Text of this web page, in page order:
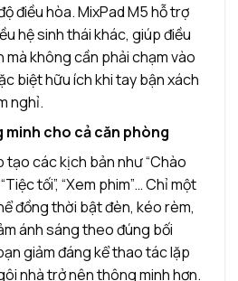
điều hòa. MixPad M5 hỗ trợ
hệ sinh thái khác, giúp điều
mà không cần phải chạm vào
biệt hữu ích khi tay bận xách
nghỉ.
cho cả căn phòng
tạo các kịch bản như “Chào
tối”, “Xem phim”… Chỉ một
đồng thời bật đèn, kéo rèm,
ánh sáng theo đúng bối
giảm đáng kể thao tác lặp
nhà trở nên thông minh hơn.